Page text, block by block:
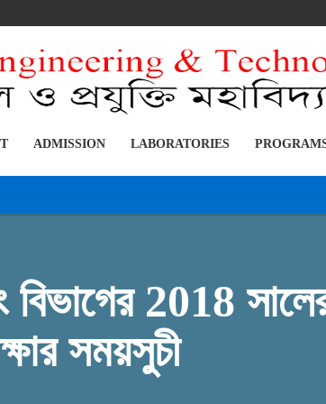
ADMISSION LABORATORIES
বিভাগের 2018
সময়সুচী